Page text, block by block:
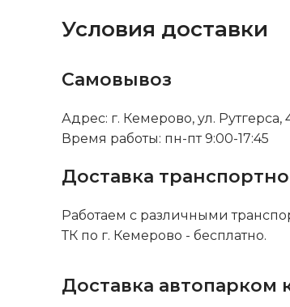
Условия доставки
Самовывоз
Адрес: г. Кемерово, ул. Рутгерса,
Время работы: пн-пт 9:00-17:45
Доставка
Работаем с различными
ТК по г. Кемерово - бесплатно.
Доставка автопарком